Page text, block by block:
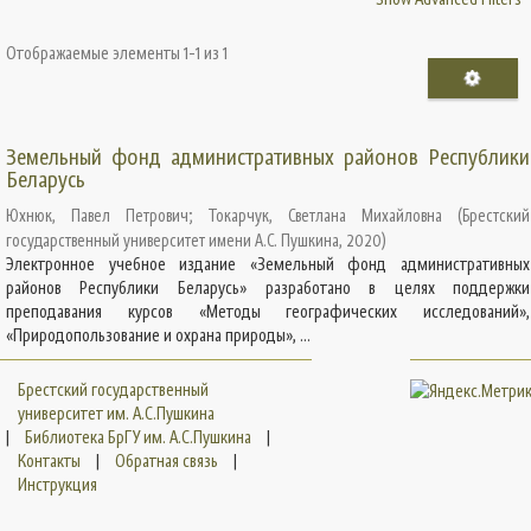
Отображаемые элементы 1-1 из 1
Земельный фонд административных районов Республики
Беларусь
Юхнюк, Павел Петрович; Токарчук, Светлана Михайловна (Брестский
государственный университет имени А.С. Пушкина, 2020)
Электронное учебное издание «Земельный фонд административных
районов Республики Беларусь» разработано в целях поддержки
преподавания курсов «Методы географических исследований»,
«Природопользование и охрана природы», ...
Брестский государственный
университет им. А.С.Пушкина
|
Библиотека БрГУ им. А.С.Пушкина
|
Контакты
| Обратная связь
|
Инструкция